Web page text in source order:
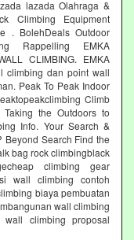
lazada Olahraga &
Climbing Equipment
. BolehDeals Outdoor
Rappelling EMKA
CLIMBING. EMKA
climbing dan point wall
Peak To Peak Indoor
Climb
the Outdoors to
Info. Your Search &
Beyond Search Find the
bag rock climbingblack
climbing gear
wall climbing contoh
biaya pembuatan
wall climbing
climbing proposal